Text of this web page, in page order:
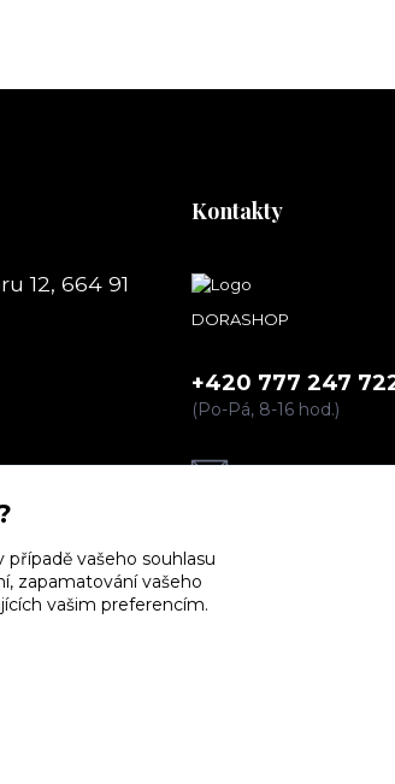
12, 664 91
Kontakty
DORASHOP
+420 777 247
(Po-Pá, 8-16 hod.)
vašeho souhlasu
zapamatování vašeho
vašim preferencím.